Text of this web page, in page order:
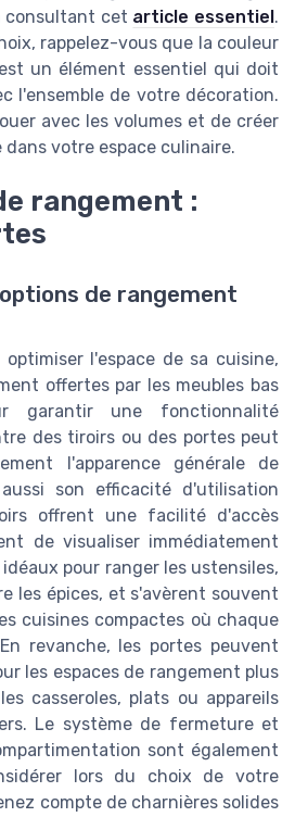
consultant cet article essentiel.
rappelez-vous que la couleur
un élément essentiel qui doit
l'ensemble de votre décoration.
avec les volumes et de créer
votre espace culinaire.
rangement :
de rangement
l'espace de sa cuisine,
offertes par les meubles bas
garantir une fonctionnalité
des tiroirs ou des portes peut
l'apparence générale de
son efficacité d'utilisation
offrent une facilité d'accès
de visualiser immédiatement
pour ranger les ustensiles,
les épices, et s'avèrent souvent
cuisines compactes où chaque
revanche, les portes peuvent
les espaces de rangement plus
casseroles, plats ou appareils
Le système de fermeture et
sont également
lors du choix de votre
compte de charnières solides